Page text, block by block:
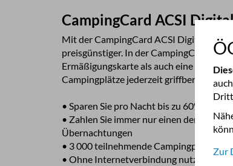
CampingCard ACSI
Mit der CampingCard ACSI Digital
preisgünstiger. In der CampingCard ACSI-App haben Sie sowohl die
Ermäßigungskarte als auch eine
Campingplätze jederzeit griffbereit!
•
• Zahlen Sie immer nur einen der acht
Übernachtungen
•
•
Zur